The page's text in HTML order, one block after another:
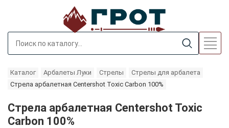
Каталог Арбалеты Луки Стрелы
Стрелы для арбалета
Стрела арбалетная Centershot Toxic Carbon 100%
Стрела арбалетная Centershot Toxic
Carbon 100%